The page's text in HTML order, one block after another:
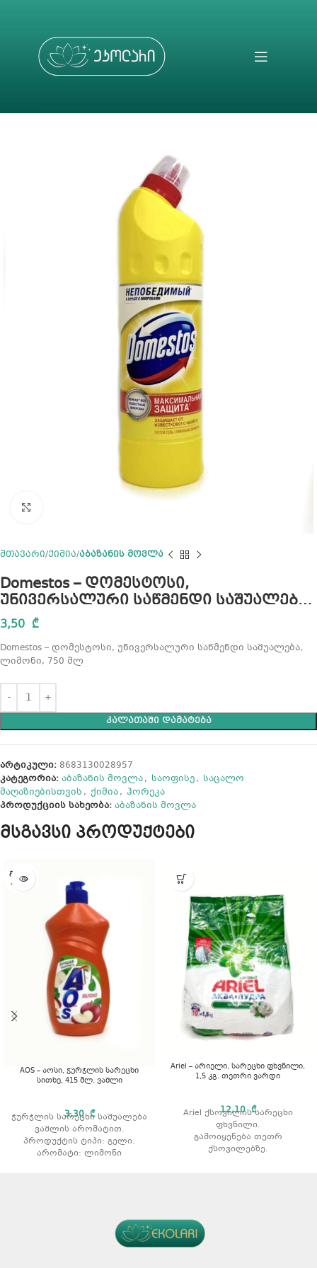
მთავარი ქიმია აბაზანის მოვლა
Domestos – დომესტოსი,
უნივერსალური საწმენდი საშუალება,
ლიმონი, 750 მლ
3,50 ₾
Domestos – დომესტოსი, უნივერსალური საწმენდი საშუალება,
ლიმონი, 750 მლ
ᲙᲐᲚᲐᲗᲐᲨᲘ ᲓᲐᲛᲐᲢᲔᲑᲐ
არტიკული: 8683130028957
კატეგორია: აბაზანის მოვლა, საოფისე, საცალო
მაღაზიებისთვის , ქიმია, ჰორეკა
პროდუქციის სახეობა: აბაზანის მოვლა
მსგავსი პროდუქტები
ᲒᲐᲧᲘᲓ
ᲣᲚᲘᲐ
AOS – აოსი, ჭურჭლის სარეცხი
სითხე, 415 მლ. ვაშლი
3,30₾
ჭურჭლის სარეცხი საშუალება
ვაშლის არომატით.
პროდუქტის ტიპი: გელი.
არომატი: ლიმონი
Ariel – არიელი, სარეცხი ფხვნილი,
1,5 კგ. თეთრი ვარდი
12,10₾
Ariel ქსოვილის სარეცხი
ფხვნილი.
გამოიყენება თეთრ
ქსოვილებზე.